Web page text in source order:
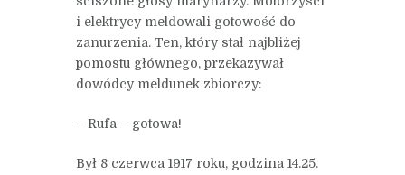
i elektrycy meldowali gotowość do
zanurzenia. Ten, który stał najbliżej
pomostu głównego, przekazywał
dowódcy meldunek zbiorczy:
– Rufa – gotowa!
Był 8 czerwca 1917 roku, godzina 14.25.